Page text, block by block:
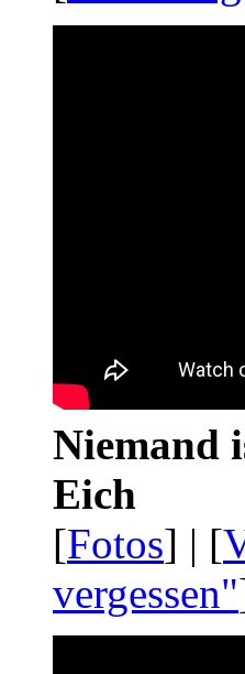
Niemand
Eich
[Fotos] | [
vergessen"